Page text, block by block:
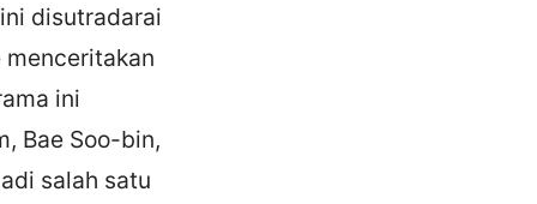
disutradarai
menceritakan
ini
Bae Soo-bin,
salah satu